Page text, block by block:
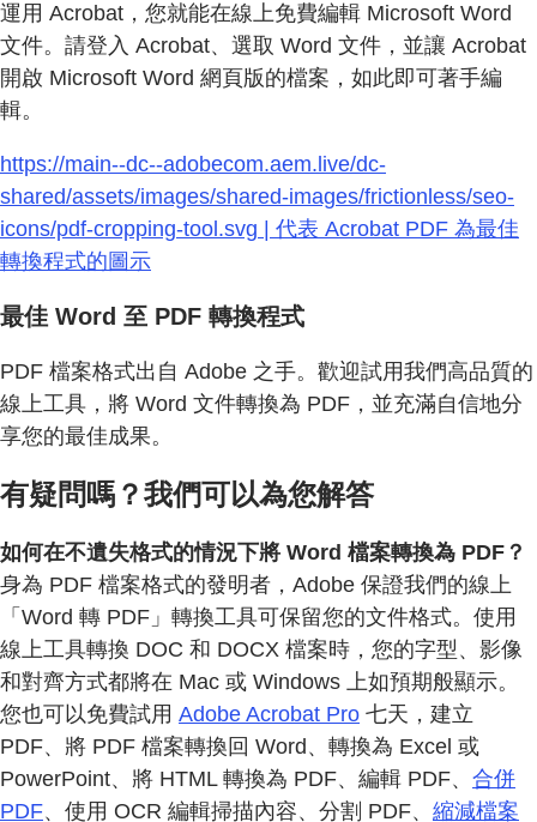
運用 Acrobat，您就能在線上免費編輯 Microsoft Word
文件。請登入 Acrobat、選取 Word 文件，並讓 Acrobat
開啟 Microsoft Word 網頁版的檔案，如此即可著手編
輯。
https://main--dc--adobecom.aem.live/dc-
shared/assets/images/shared-images/frictionless/seo-
icons/pdf-cropping-tool.svg | 代表 Acrobat PDF 為最佳
轉換程式的圖示
最佳 Word 至 PDF 轉換程式
PDF 檔案格式出自 Adobe 之手。歡迎試用我們高品質的
線上工具，將 Word 文件轉換為 PDF，並充滿自信地分
享您的最佳成果。
有疑問嗎？我們可以為您解答
如何在不遺失格式的情況下將 Word 檔案轉換為 PDF？
身為 PDF 檔案格式的發明者，Adobe 保證我們的線上
「Word 轉 PDF」轉換工具可保留您的文件格式。使用
線上工具轉換 DOC 和 DOCX 檔案時，您的字型、影像
和對齊方式都將在 Mac 或 Windows 上如預期般顯示。
您也可以免費試用 Adobe Acrobat Pro 七天，建立
PDF、將 PDF 檔案轉換回 Word、轉換為 Excel 或
PowerPoint、將 HTML 轉換為 PDF、編輯 PDF、 合併
PDF、使用 OCR 編輯掃描內容、分割 PDF、 縮減檔案